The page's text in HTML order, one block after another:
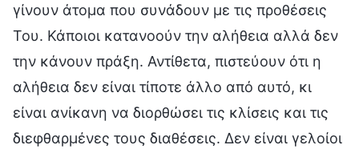
γίνουν άτομα που συνάδουν με τις προθέσεις
Του. Κάποιοι κατανοούν την αλήθεια αλλά δεν
την κάνουν πράξη. Αντίθετα, πιστεύουν ότι η
αλήθεια δεν είναι τίποτε άλλο από αυτό, κι
είναι ανίκανη να διορθώσει τις κλίσεις και τις
διεφθαρμένες τους διαθέσεις. Δεν είναι γελοίοι